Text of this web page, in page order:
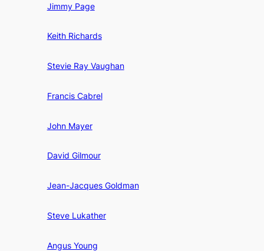
Jimmy Page
Keith Richards
Stevie Ray Vaughan
Francis Cabrel
John Mayer
David Gilmour
Jean-Jacques Goldman
Steve Lukather
Angus Young